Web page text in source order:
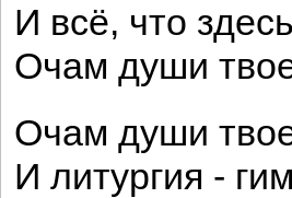
И всё, что
Очам души
Очам души
И литургия -